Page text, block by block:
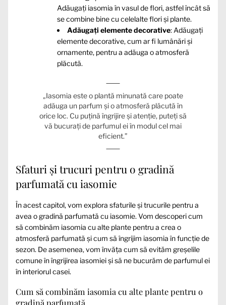
Adăugați iasomia în vasul de flori, astfel încât să
se combine bine cu celelalte flori și plante.
Adăugați elemente decorative: Adăugați
elemente decorative, cum ar fi lumânări și
ornamente, pentru a adăuga o atmosferă
plăcută.
„Iasomia este o plantă minunată care poate
adăuga un parfum și o atmosferă plăcută în
orice loc. Cu puțină îngrijire și atenție, puteți să
vă bucurați de parfumul ei în modul cel mai
eficient.”
Sfaturi și trucuri pentru o gradină
parfumată cu iasomie
În acest capitol, vom explora sfaturile și trucurile pentru a
avea o gradină parfumată cu iasomie. Vom descoperi cum
să combinăm iasomia cu alte plante pentru a crea o
atmosferă parfumată și cum să îngrijim iasomia în funcție de
sezon. De asemenea, vom învăța cum să evităm greșelile
comune în îngrijirea iasomiei și să ne bucurăm de parfumul ei
în interiorul casei.
Cum să combinăm iasomia cu alte plante pentru o
gradină parfumată